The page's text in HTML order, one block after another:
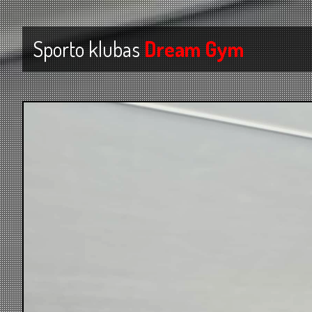
Sporto klubasDream Gym